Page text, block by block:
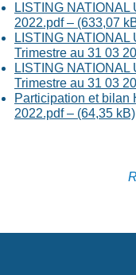
LISTING NATIONAL
2022.pdf – (633,07
LISTING NATIONAL
Trimestre au 31 03
LISTING NATIONAL
Trimestre au 31 03
Participation et bilan
2022.pdf – (64,35 kB)